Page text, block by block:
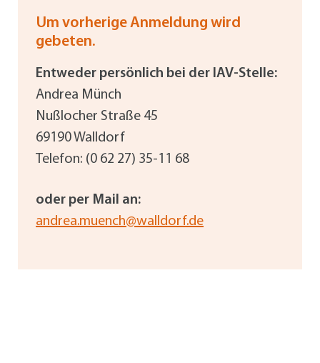
Um vorherige Anmeldung wird
gebeten.
Entweder persönlich bei der IAV-Stelle:
Andrea Münch
Nußlocher Straße 45
69190 Walldorf
Telefon: (0 62 27) 35-11 68
oder per Mail an:
andrea.muench@walldorf.de